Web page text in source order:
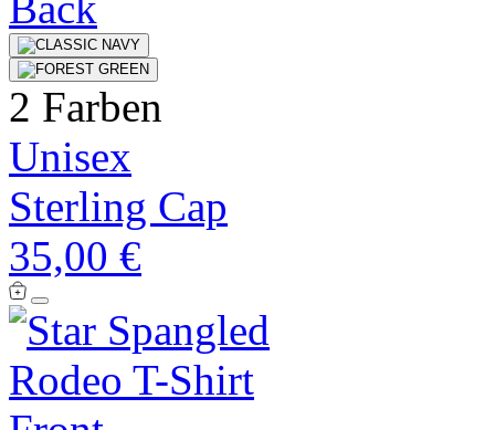
2 Farben
Unisex
Sterling Cap
35,00 €